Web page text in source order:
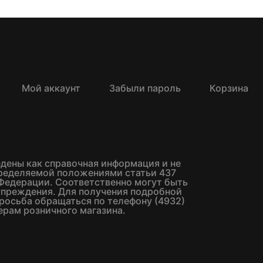
Мой аккаунт Забыли пароль Корзина
как справочная информация и не
положениями статьи 437
Соответственно могут быть
Для получения подробной
обращаться по телефону (4932)
розничного магазина.